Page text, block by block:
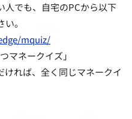
人でも、自宅のPCから以下
。
mquiz/
マネークイズ」
ければ、全く同じマネークイ